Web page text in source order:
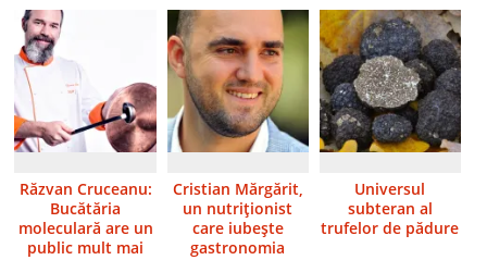
Răzvan Cruceanu:
Bucătăria
moleculară are un
public mult mai
Cristian Mărgărit,
un nutriţionist
care iubeşte
gastronomia
Universul
subteran al
trufelor de pădure